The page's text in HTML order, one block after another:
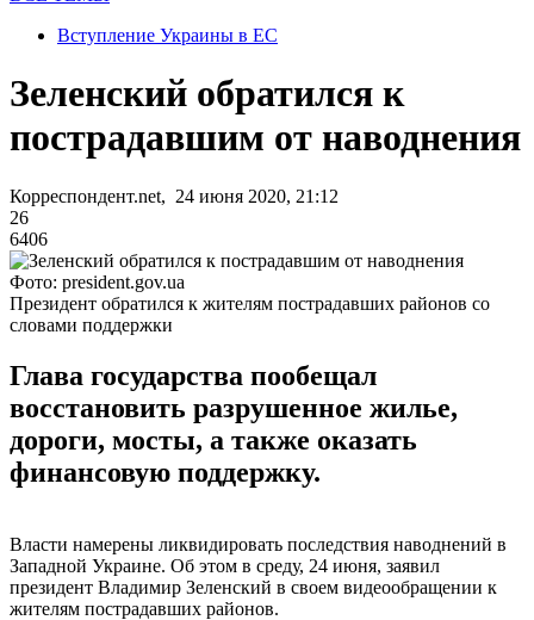
Вступление Украины в ЕС
Зеленский обратился к
пострадавшим от наводнения
Корреспондент.net, 24 июня 2020, 21:12
26
6406
Фото: president.gov.ua
Президент обратился к жителям пострадавших районов со
словами поддержки
Глава государства пообещал
восстановить разрушенное жилье,
дороги, мосты, а также оказать
финансовую поддержку.
Власти намерены ликвидировать последствия наводнений в
Западной Украине. Об этом в среду, 24 июня, заявил
президент Владимир Зеленский в своем видеообращении к
жителям пострадавших районов.